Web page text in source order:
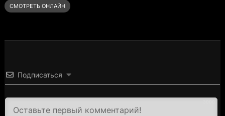
СМОТРЕТЬ ОНЛАЙН
Подписаться